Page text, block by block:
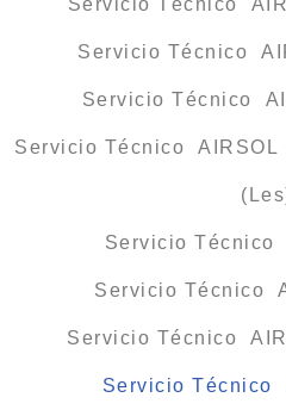
Servicio Técnico
Servicio Técnico
Servicio Técnico
Servicio Técnico
Servicio Técnico
Servicio Técnico
Servicio Técnico
Servicio Técnico